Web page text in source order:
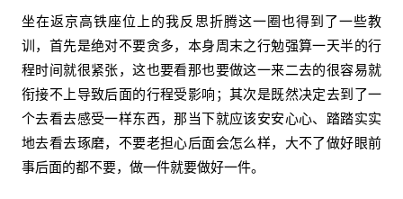
坐在返京高铁座位上的我反思折腾这一圈也得到了一些教
训，首先是绝对不要贪多，本身周末之行勉强算一天半的行
程时间就很紧张，这也要看那也要做这一来二去的很容易就
衔接不上导致后面的行程受影响；其次是既然决定去到了一
个去看去感受一样东西，那当下就应该安安心心、踏踏实实
地去看去琢磨，不要老担心后面会怎么样，大不了做好眼前
事后面的都不要，做一件就要做好一件。